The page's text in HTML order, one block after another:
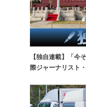
【独自連載】「
際ジャーナリスト